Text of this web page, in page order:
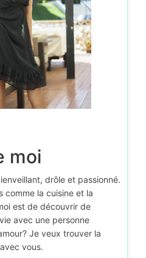
moi
drôle et passionné.
comme la cuisine et la
est de découvrir de
avec une personne
Je veux trouver la
vous.